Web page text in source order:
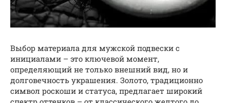
Выбор материала для мужской подвески с
инициалами – это ключевой момент,
определяющий не только внешний вид, но и
долговечность украшения. Золото, традиционно
символ роскоши и статуса, предлагает широкий